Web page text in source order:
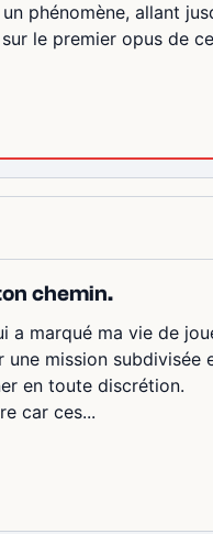
phénomène, allant
le premier opus de
chemin.
a marqué ma vie de
mission subdivisée
en toute discrétion.
car ces...